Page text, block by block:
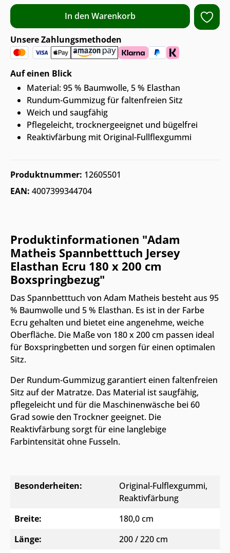
In den Warenkorb
Unsere Zahlungsmethoden
Auf einen Blick
Material: 95 % Baumwolle, 5 % Elasthan
Rundum-Gummizug für faltenfreien Sitz
Weich und saugfähig
Pflegeleicht, trocknergeeignet und bügelfrei
Reaktivfärbung mit Original-Fullflexgummi
Produktnummer: 12605501
EAN: 4007399344704
Produktinformationen "Adam
Matheis Spannbetttuch Jersey
Elasthan Ecru 180 x 200 cm
Boxspringbezug"
Das Spannbetttuch von Adam Matheis besteht aus 95
% Baumwolle und 5 % Elasthan. Es ist in der Farbe
Ecru gehalten und bietet eine angenehme, weiche
Oberfläche. Die Maße von 180 x 200 cm passen ideal
für Boxspringbetten und sorgen für einen optimalen
Sitz.
Der Rundum-Gummizug garantiert einen faltenfreien
Sitz auf der Matratze. Das Material ist saugfähig,
pflegeleicht und für die Maschinenwäsche bei 60
Grad sowie den Trockner geeignet. Die
Reaktivfärbung sorgt für eine langlebige
Farbintensität ohne Fusseln.
Besonderheiten: Original-Fulflexgummi,
Reaktivfärbung
Breite:
180,0 cm
Länge:
200 / 220 cm